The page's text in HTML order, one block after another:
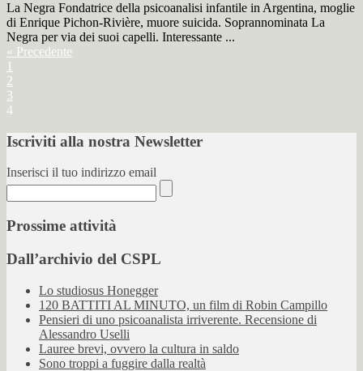
La Negra Fondatrice della psicoanalisi infantile in Argentina, moglie
di Enrique Pichon-Rivière, muore suicida. Soprannominata La
Negra per via dei suoi capelli. Interessante ...
« Precedente
1
2
3
4
Iscriviti alla nostra Newsletter
Inserisci il tuo indirizzo email
Prossime attività
Dall’archivio del CSPL
Lo studiosus Honegger
120 BATTITI AL MINUTO, un film di Robin Campillo
Pensieri di uno psicoanalista irriverente. Recensione di
Alessandro Uselli
Lauree brevi, ovvero la cultura in saldo
Sono troppi a fuggire dalla realtà